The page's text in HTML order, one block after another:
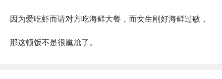
因为爱吃虾而请对方吃海鲜大餐，而女生刚好海鲜过敏，
那这顿饭不是很尴尬了。